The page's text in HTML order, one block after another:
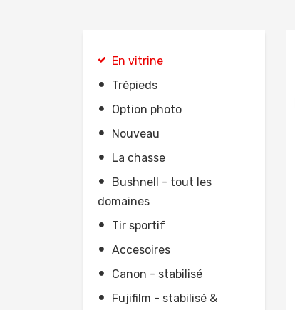
En vitrine
Trépieds
Option photo
Nouveau
La chasse
Bushnell - tout les
domaines
Tir sportif
Accesoires
Canon - stabilisé
Fujifilm - stabilisé &